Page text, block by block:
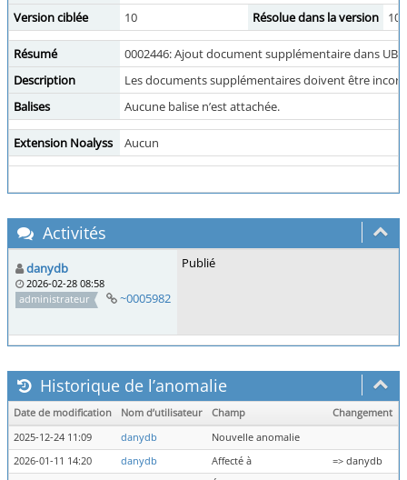
Version ciblée
10 Résolue dans la version 10
Résumé
0002446: Ajout document supplémentaire dans
Description
Les documents supplémentaires doivent être
Balises
Aucune balise n’est attachée.
Extension Noalyss Aucun
Activités
danydb
2026-02-28 08:58
administrateur
~0005982
Publié
Historique de l’anomalie
Date de modification Nom d’utilisateur Champ
Changement
2025-12-24 11:09
danydb
Nouvelle anomalie
2026-01-11 14:20
danydb Affecté à
=> danydb